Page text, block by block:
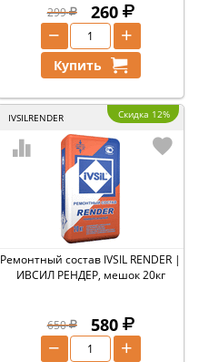
299 260
+
−
Купить
IVSILRENDER Скидка 12%
Ремонтный состав IVSIL RENDER |
ИВСИЛ РЕНДЕР, мешок 20кг
650 580
+
−